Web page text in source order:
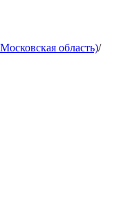
область)/